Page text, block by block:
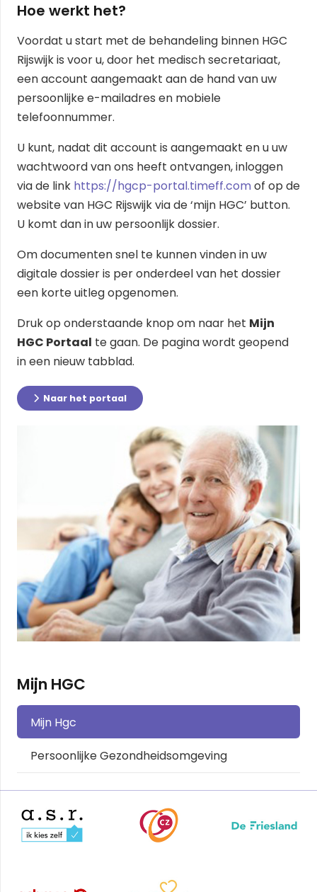
Hoe werkt het?
Voordat u start met de behandeling binnen HGC
Rijswijk is voor u, door het medisch secretariaat,
een account aangemaakt aan de hand van uw
persoonlijke e-mailadres en mobiele
telefoonnummer.
U kunt, nadat dit account is aangemaakt en u uw
wachtwoord van ons heeft ontvangen, inloggen
via de link https://hgcp-portal.timeff.com of op de
website van HGC Rijswijk via de ‘mijn HGC’ button.
U komt dan in uw persoonlijk dossier.
Om documenten snel te kunnen vinden in uw
digitale dossier is per onderdeel van het dossier
een korte uitleg opgenomen.
Druk op onderstaande knop om naar het Mijn
HGC Portaal te gaan. De pagina wordt geopend
in een nieuw tabblad.
Naar het portaal
Mijn HGC
Mijn Hgc
Persoonlijke Gezondheidsomgeving